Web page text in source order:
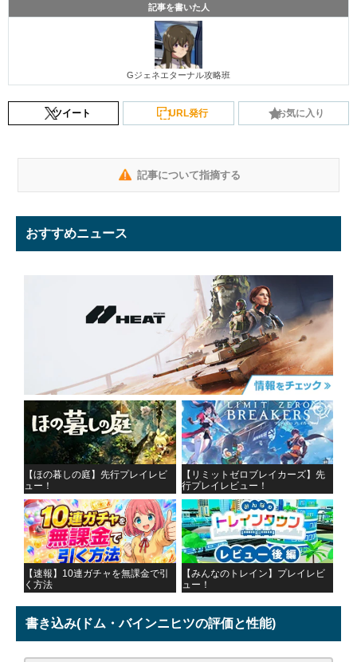
記事を書いた人
Gジェネエターナル攻略班
ツイート URL発行 お気に入り
記事について指摘する
おすすめニュース
【ほの暮しの庭】先行プレイレビ
ュー！
【リミットゼロブレイカーズ】先
行プレイレビュー！
【速報】10連ガチャを無課金で引
く方法
【みんなのトレイン】プレイレビ
ュー！
書き込み(ドム・バインニヒツの評価と性能)